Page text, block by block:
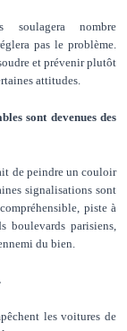
soulagera nombre
pas le problème.
et prévenir plutôt
attitudes.
sont devenues des
de peindre un couloir
signalisations sont
piste à
parisiens,
du bien.
les voitures de